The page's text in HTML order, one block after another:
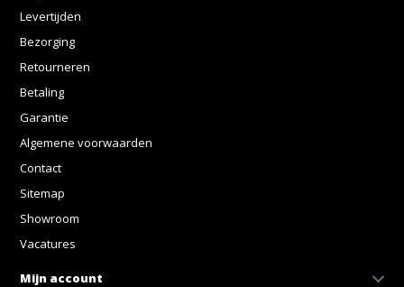
Levertijden
Bezorging
Retourneren
Betaling
Garantie
Algemene voorwaarden
Contact
Sitemap
Showroom
Vacatures
Mijn account